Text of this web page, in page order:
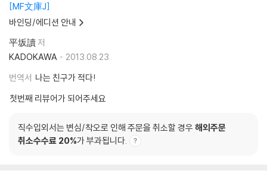
MF文庫J
바인딩/에디션 안내
平坂讀저
KADOKAWA
2013.08.23.
번역서 나는 친구가 적다!
첫번째 리뷰어가 되어주세요
직수입외서는 변심/착오로 인해 주문을 취소할 경우 해외주문
취소수수료 20%가 부과됩니다.